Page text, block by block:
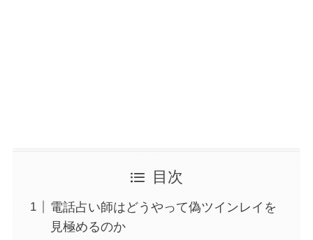
目次
電話占い師はどうやって偽ツインレイを
見極めるのか